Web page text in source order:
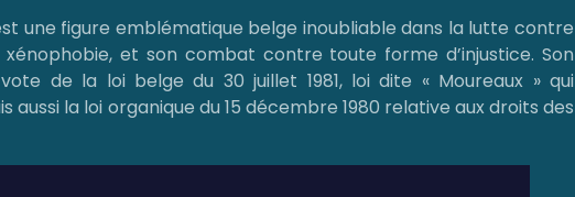
une figure emblématique belge inoubliable dans la lutte contre
et son combat contre toute forme d’injustice. Son
de la loi belge du 30 juillet 1981, loi dite « Moureaux » qui
la loi organique du 15 décembre 1980 relative aux droits des